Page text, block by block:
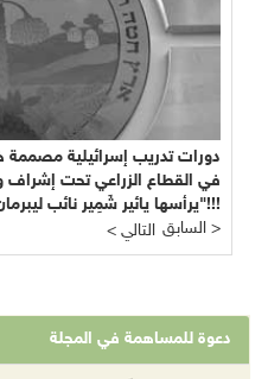
دورات تدريب إسرائيلية مصممة
في القطاع الزراعي تحت إشراف
يرأسها يائير شَمِير نائب ليبرمان رئيس "إسرائيل بيتنا"!!!
< التالي
السابق >
دعوة للمساهمة في المجلة